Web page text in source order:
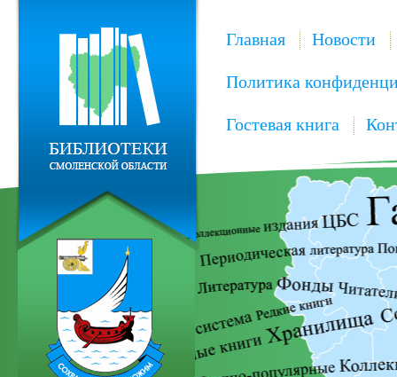
Главная Новости
Политика
Гостевая книга